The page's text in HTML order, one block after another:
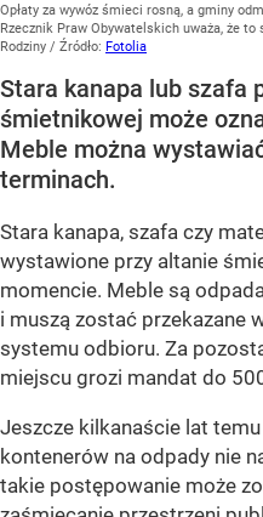
Opłaty za wywóz śmieci rosną, a gminy
Rzecznik Praw Obywatelskich uważa, że
Rodziny / Źródło: Fotolia
Stara kanapa lub szafa
śmietnikowej może
Meble można
terminach.
Stara kanapa, szafa czy
wystawione przy altanie
momencie. Meble są
i muszą zostać przekazane
systemu odbioru. Za
miejscu grozi mandat do
Jeszcze kilkanaście lat
kontenerów na odpady nie
takie postępowanie może